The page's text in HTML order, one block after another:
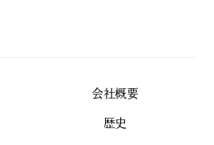
会社概要
歴史